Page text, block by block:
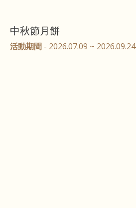
中秋節月餅
活動期間 - 2026.07.09 ~ 2026.09.24